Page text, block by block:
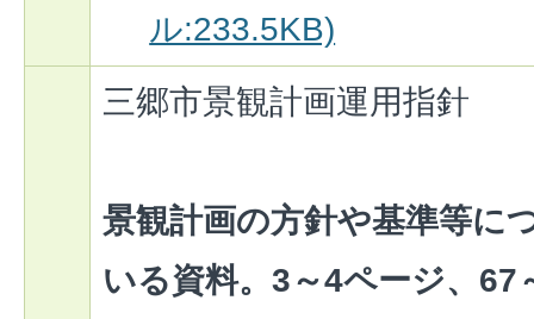
ル:233.5KB)
三郷市景観計画運用指針
景観計画の方針や基準等に
いる資料。3～4ページ、67